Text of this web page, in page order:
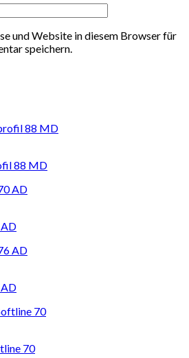
und Website in diesem Browser für
speichern.
88 MD
70